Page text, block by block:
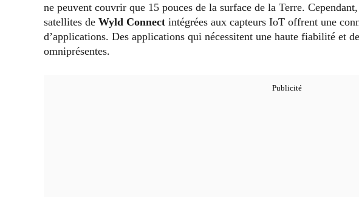
ne peuvent couvrir que 15 pouces de la surface de la Terre.
satellites de Wyld Connect intégrées aux capteurs IoT offrent une
d’applications. Des applications qui nécessitent une haute fiabilité et
omniprésentes.